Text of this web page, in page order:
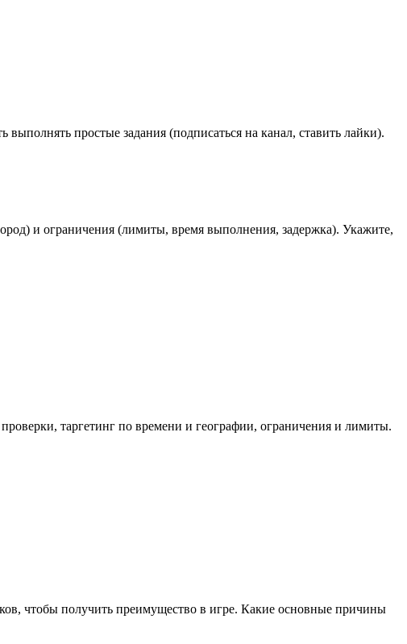
простые задания (подписаться на канал, ставить лайки).
и ограничения (лимиты, время выполнения, задержка). Укажите,
таргетинг по времени и географии, ограничения и лимиты.
чтобы получить преимущество в игре. Какие основные причины